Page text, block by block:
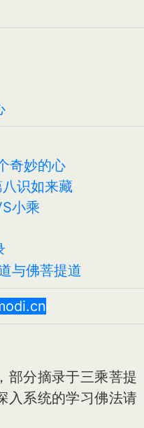
奇妙的心
识如来藏
小乘
与佛菩提道
部分摘录于三乘菩提
入系统的学习佛法请